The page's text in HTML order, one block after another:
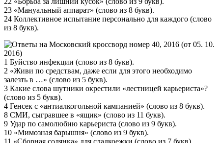
23 «Мануальный аппарат» (слово из 8 букв).
24 Коллективное испытание персонально для каждого (слово
из 8 букв).
1 Буйство инфекции (слово из 8 букв).
2 «Живи по средствам, даже если для этого необходимо
залезть в …» (слово из 5 букв).
3 Какие слова шутники окрестили «лестницей карьериста»?
(слово из 5 букв).
4 Генсек с «антиалкогольной кампанией» (слово из 8 букв).
8 СМИ, сыгравшее в «ящик» (слово из 11 букв).
9 Удар по самолюбию карьериста (слово из 9 букв).
10 «Мимозная барышня» (слово из 9 букв).
11 «Сборная солянка» для сладкоежки (слово из 7 букв).